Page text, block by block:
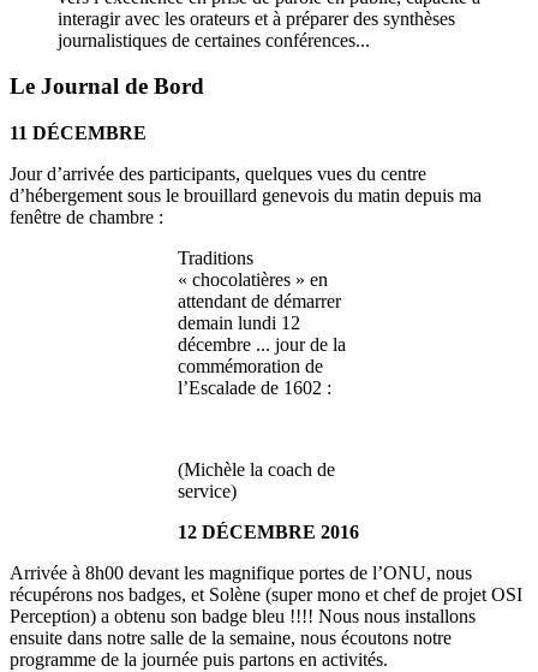
interagir avec les orateurs et à préparer des synthèses
journalistiques de certaines conférences...
Le Journal de Bord
11 DÉCEMBRE
Jour d’arrivée des participants, quelques vues du centre
d’hébergement sous le brouillard genevois du matin depuis ma
fenêtre de chambre :
Traditions
« chocolatières » en
attendant de démarrer
demain lundi 12
décembre ... jour de la
commémoration de
l’Escalade de 1602 :
(Michèle la coach de
service)
12 DÉCEMBRE 2016
Arrivée à 8h00 devant les magnifique portes de l’ONU, nous
récupérons nos badges, et Solène (super mono et chef de projet OSI
Perception) a obtenu son badge bleu !!!! Nous nous installons
ensuite dans notre salle de la semaine, nous écoutons notre
programme de la journée puis partons en activités.